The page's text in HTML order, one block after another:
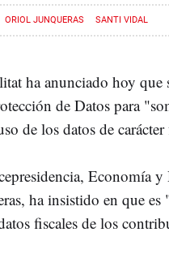
ORIOL JUNQUERAS SANTI VIDAL
ha anunciado hoy
de Datos para
de los datos de
Economía y
ha insistido en que es
fiscales de los